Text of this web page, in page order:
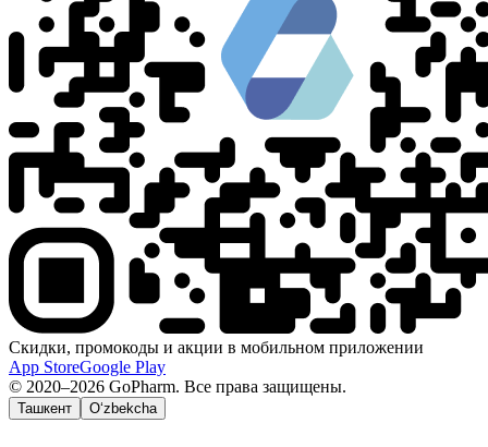
Скидки, промокоды и акции в мобильном приложении
App StoreGoogle Play
© 2020–2026 GoPharm. Все права защищены.
Ташкент O‘zbekcha